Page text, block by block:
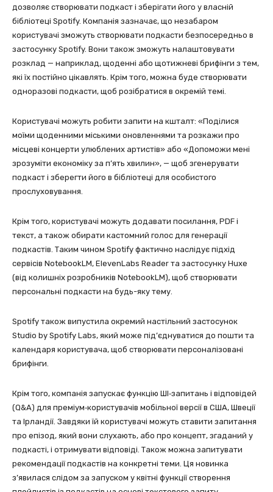
дозволяє створювати подкаст і зберігати його у власній
бібліотеці Spotify. Компанія зазначає, що незабаром
користувачі зможуть створювати подкасти безпосередньо в
застосунку Spotify. Вони також зможуть налаштовувати
розклад — наприклад, щоденні або щотижневі брифінги з тем,
які їх постійно цікавлять. Крім того, можна буде створювати
одноразові подкасти, щоб розібратися в окремій темі.
Користувачі можуть робити запити на кшталт: «Поділися
моїми щоденними міськими оновленнями та розкажи про
місцеві концерти улюблених артистів» або «Допоможи мені
зрозуміти економіку за п’ять хвилин», — щоб згенерувати
подкаст і зберегти його в бібліотеці для особистого
прослуховування.
Крім того, користувачі можуть додавати посилання, PDF і
текст, а також обирати кастомний голос для генерації
подкастів. Таким чином Spotify фактично наслідує підхід
сервісів NotebookLM, ElevenLabs Reader та застосунку Huxe
(від колишніх розробників NotebookLM), щоб створювати
персональні подкасти на будь-яку тему.
Spotify також випустила окремий настільний застосунок
Studio by Spotify Labs, який може під’єднуватися до пошти та
календаря користувача, щоб створювати персоналізовані
брифінги.
Крім того, компанія запускає функцію ШІ‑запитань і відповідей
(Q&A) для преміум‑користувачів мобільної версії в США, Швеції
та Ірландії. Завдяки їй користувачі можуть ставити запитання
про епізод, який вони слухають, або про концепт, згаданий у
подкасті, і отримувати відповіді. Також можна запитувати
рекомендації подкастів на конкретні теми. Ця новинка
з’явилася слідом за запуском у квітні функції створення